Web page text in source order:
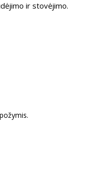
ir stovėjimo.